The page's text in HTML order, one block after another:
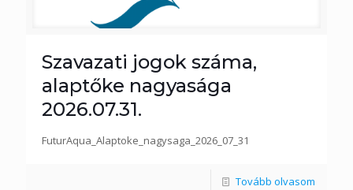
Szavazati jogok száma,
alaptőke nagyasága
2026.07.31.
FuturAqua_Alaptoke_nagysaga_2026_07_31
Tovább olvasom